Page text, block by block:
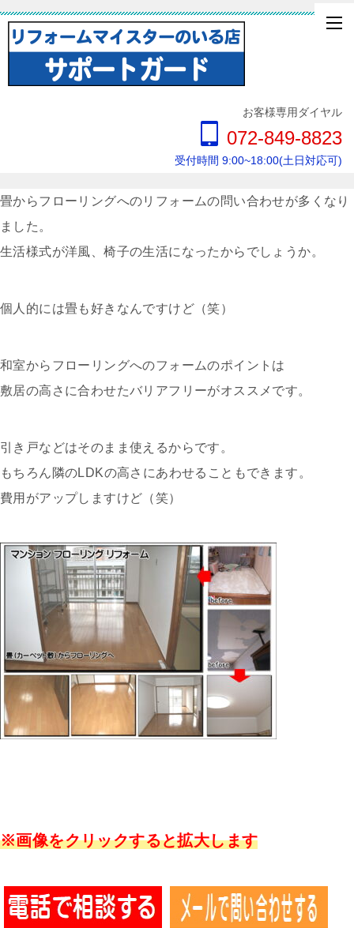
お客様専用ダイヤル
072-849-8823
受付時間 9:00~18:00(土日対応可)
畳からフローリングへのリフォームの問い合わせが多くなり
ました。
生活様式が洋風、椅子の生活になったからでしょうか。
個人的には畳も好きなんですけど（笑）
和室からフローリングへのフォームのポイントは
敷居の高さに合わせたバリアフリーがオススメです。
引き戸などはそのまま使えるからです。
もちろん隣のLDKの高さにあわせることもできます。
費用がアップしますけど（笑）
※画像をクリックすると拡大します